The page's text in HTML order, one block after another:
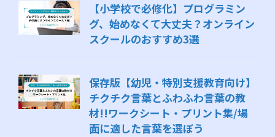
【小学校で必修化】プログラミン
グ、始めなくて大丈夫？オンライン
スクールのおすすめ3選
保存版【幼児・特別支援教育向け】
チクチク言葉とふわふわ言葉の教
材!!ワークシート・プリント集/場
面に適した言葉を選ぼう